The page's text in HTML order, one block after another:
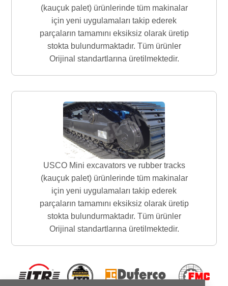
(kauçuk palet) ürünlerinde tüm makinalar
için yeni uygulamaları takip ederek
parçaların tamamını eksiksiz olarak üretip
stokta bulundurmaktadır. Tüm ürünler
Orijinal standartlarına üretilmektedir.
USCO Mini excavators ve rubber tracks
(kauçuk palet) ürünlerinde tüm makinalar
için yeni uygulamaları takip ederek
parçaların tamamını eksiksiz olarak üretip
stokta bulundurmaktadır. Tüm ürünler
Orijinal standartlarına üretilmektedir.